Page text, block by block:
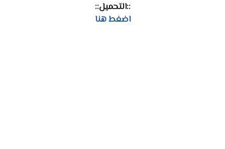
::التحميل::
اضغط هنا